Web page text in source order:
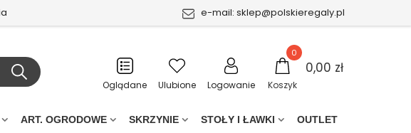
e-mail: sklep@polskieregaly.pl
Oglądane Ulubione Logowanie Koszyk
0
0,00 zł
ART. OGRODOWE SKRZYNIE STOŁY I ŁAWKI OUTLET